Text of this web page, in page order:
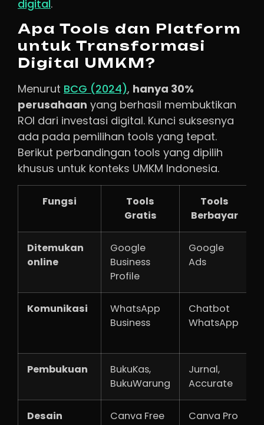
digital.
Apa Tools dan Platform
untuk Transformasi
Digital UMKM?
Menurut BCG (2024), hanya 30%
perusahaan yang berhasil membuktikan
ROI dari investasi digital. Kunci suksesnya
ada pada pemilihan tools yang tepat.
Berikut perbandingan tools yang dipilih
khusus untuk konteks UMKM Indonesia.
Fungsi
Tools
Gratis
Tools
Berbayar
Ditemukan
online
Google
Business
Profile
Google
Ads
Komunikasi
WhatsApp
Business
Chatbot
WhatsApp
Pembukuan
BukuKas,
BukuWarung
Jurnal,
Accurate
Desain
Canva Free Canva Pro